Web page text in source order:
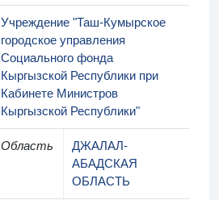
Учреждение "Таш-Кумырское
городское управления
Социального фонда
Кыргызской Республики при
Кабинете Министров
Кыргызской Республики"
Область
ДЖАЛАЛ-
АБАДСКАЯ
ОБЛАСТЬ